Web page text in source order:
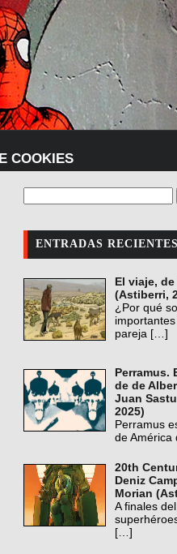
COOKIES
ENTRADAS RECIENTES
El viaje,
(Astiberri,
¿Por qué
pareja […]
Perramus.
de de
Juan
2025)
Perramus
de América
20th
Deniz
Morian
A finales
[…]